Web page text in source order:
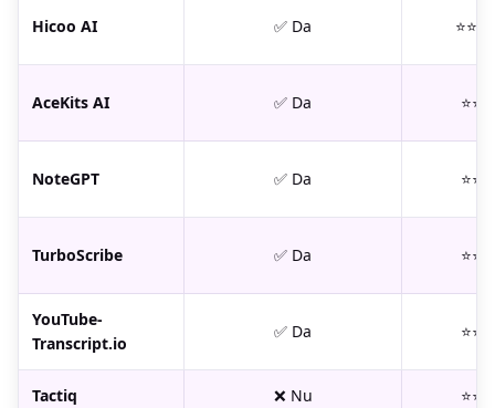
Hicoo AI ✅ Da
AceKits AI ✅ Da
NoteGPT ✅ Da
TurboScribe ✅ Da
YouTube-
Transcript.io
✅ Da
Tactiq ❌ Nu